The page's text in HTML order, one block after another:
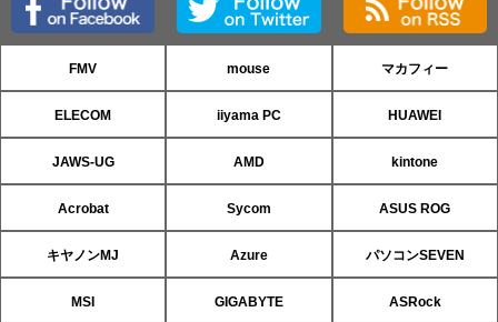
FMV mouse マカフィー
ELECOM iiyama PC HUAWEI
JAWS-UG AMD kintone
Acrobat Sycom ASUS ROG
キヤノンMJ Azure パソコンSEVEN
MSI GIGABYTE ASRock